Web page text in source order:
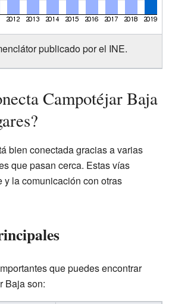
publicado por el INE.
Campotéjar Baja
bien conectada gracias a varias
que pasan cerca. Estas vías
y la comunicación con otras
que puedes encontrar
Baja son: